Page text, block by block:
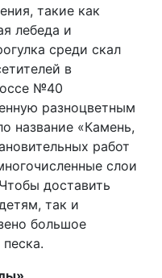
такие как
лебеда и
среди скал
в
№40
разноцветным
название «Камень,
работ
слои
доставить
так и
большое